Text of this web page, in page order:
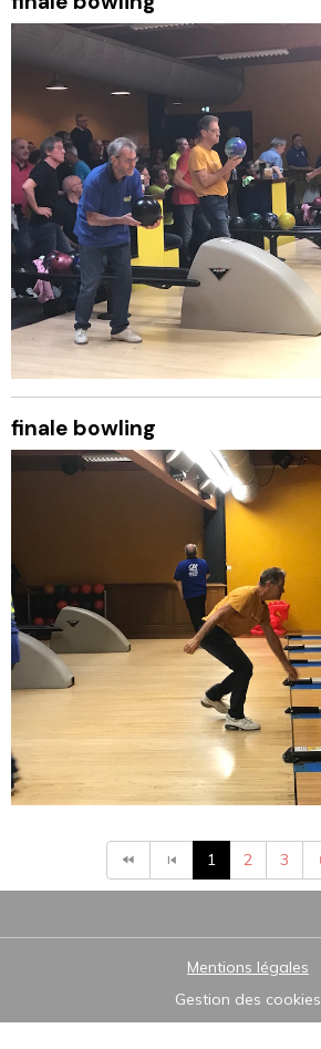
finale bowling
1 2 3
Mentions légales
Gestion des cookies